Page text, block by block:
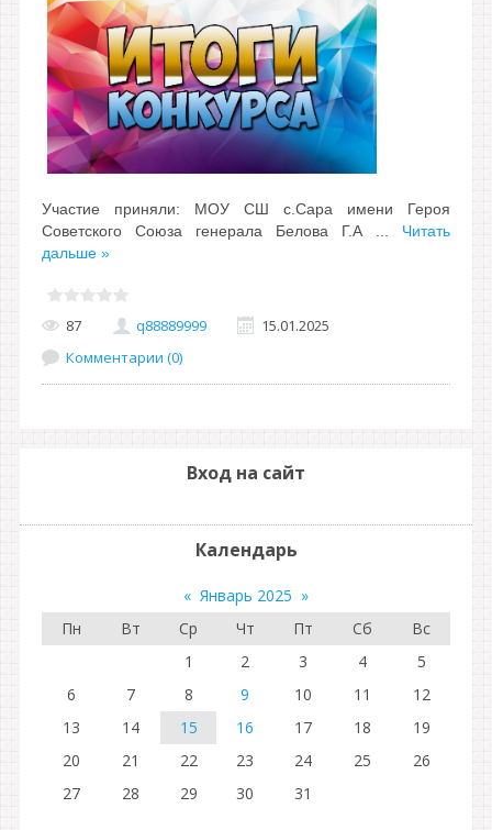
Участие приняли: МОУ СШ с.Сара имени Героя
Советского Союза генерала Белова Г.А
Читать
дальше »
87 q88889999
15.01.2025
Комментарии (0)
Вход на сайт
Календарь
« Январь 2025 »
Пн
Вт Ср Чт Пт Сб
Вс
1
2 3 4
5
6
7 8 9 10 11
12
13
14 15 16 17 18
19
20
21 22 23 24 25
26
27
28 29 30 31